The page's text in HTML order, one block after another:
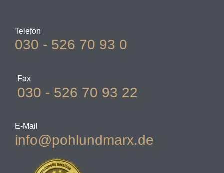
Telefon
030 - 526 70 93 0
Fax
030 - 526 70 93 22
E-Mail
info@pohlundmarx.de